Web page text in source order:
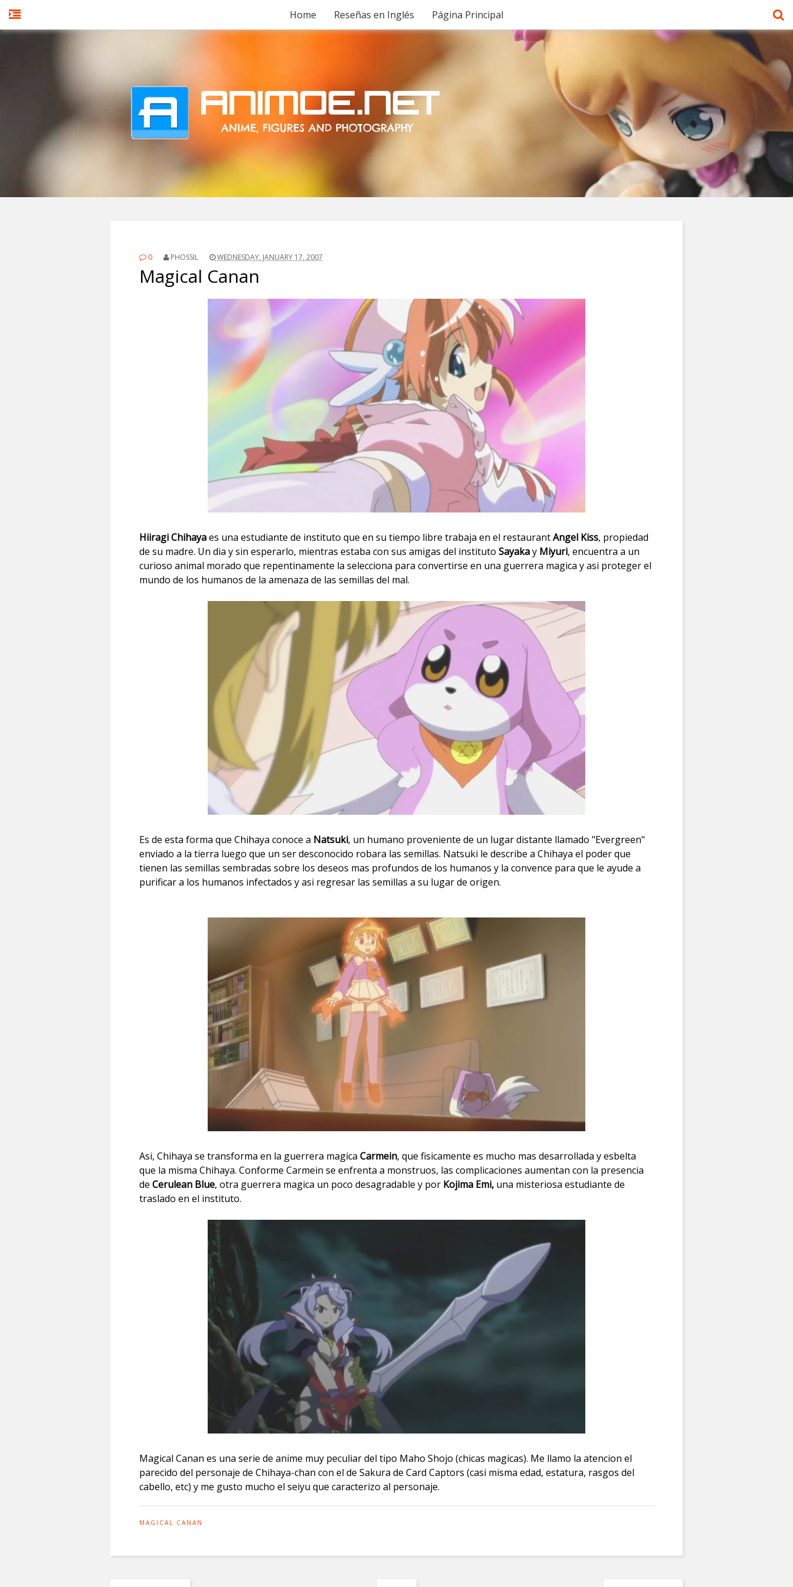
Home Reseñas en Inglés Página Principal
0 PHOSSIL WEDNESDAY, JANUARY 17, 2007
Magical Canan
Hiiragi Chihayaes una estudiante de instituto que en su tiempo libre trabaja en el restaurantAngel Kiss, propiedad
de su madre. Un dia y sin esperarlo, mientras estaba con sus amigas del instituto Sayakay Miyuri, encuentra a un
curioso animal morado que repentinamente la selecciona para convertirse en una guerrera magica y asi proteger el
mundo de los humanos de la amenaza de las semillas del mal.
Es de esta forma que Chihaya conoce a Natsuki, un humano proveniente de un lugar distante llamado "Evergreen"
enviado a la tierra luego que un ser desconocido robara las semillas. Natsuki le describe a Chihaya el poder que
tienen las semillas sembradas sobre los deseos mas profundos de los humanos y la convence para que le ayude a
purificar a los humanos infectados y asi regresar las semillas a su lugar de origen.
Asi, Chihaya se transforma en la guerrera magica Carmein, que fisicamente es mucho mas desarrollada y esbelta
que la misma Chihaya. Conforme Carmein se enfrenta a monstruos, las complicaciones aumentan con la presencia
de Cerulean Blue, otra guerrera magica un poco desagradable y por Kojima Emi,una misteriosa estudiante de
traslado en el instituto.
Magical Canan es una serie de anime muy peculiar del tipo Maho Shojo (chicas magicas). Me llamo la atencion el
parecido del personaje de Chihaya-chan con el de Sakura de Card Captors (casi misma edad, estatura, rasgos del
cabello, etc) y me gusto mucho el seiyu que caracterizo al personaje.
MAGICAL CANAN